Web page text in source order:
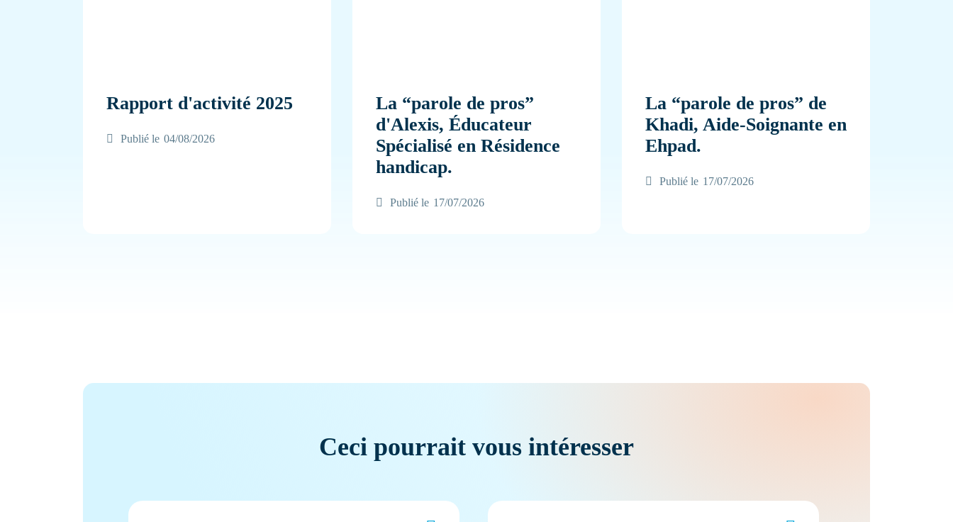
Rapport d'activité 2025
Publié le 04/08/2026
La “parole de pros”
d'Alexis, Éducateur
Spécialisé en Résidence
handicap.
Publié le 17/07/2026
La “parole de pros” de
Khadi, Aide-Soignante en
Ehpad.
Publié le 17/07/2026
Ceci pourrait vous intéresser